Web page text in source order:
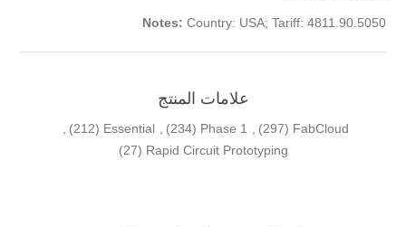
Notes: Country: USA; Tariff: 4811.90.5050
علامات المنتج
FabCloud
(297)
Phase 1
(234)
Essential
(212)
Rapid Circuit Prototyping
(27)